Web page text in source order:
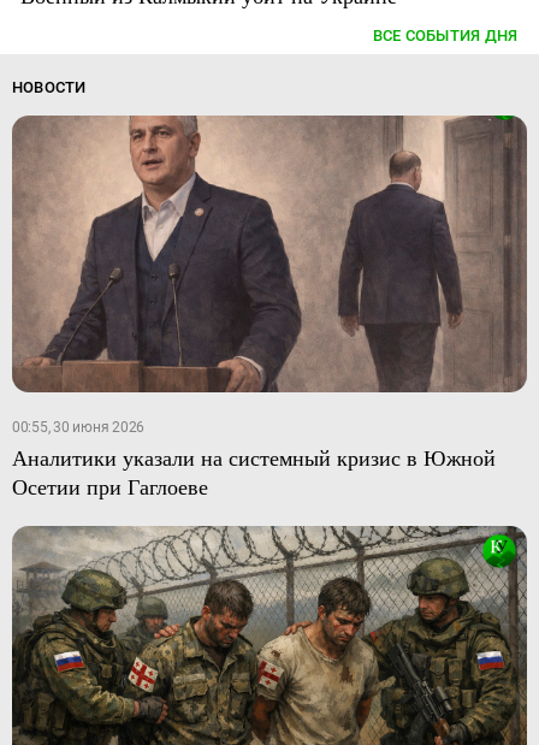
ВСЕ СОБЫТИЯ ДНЯ
НОВОСТИ
00:55, 30 июня 2026
Аналитики указали на системный кризис в Южной
Осетии при Гаглоеве